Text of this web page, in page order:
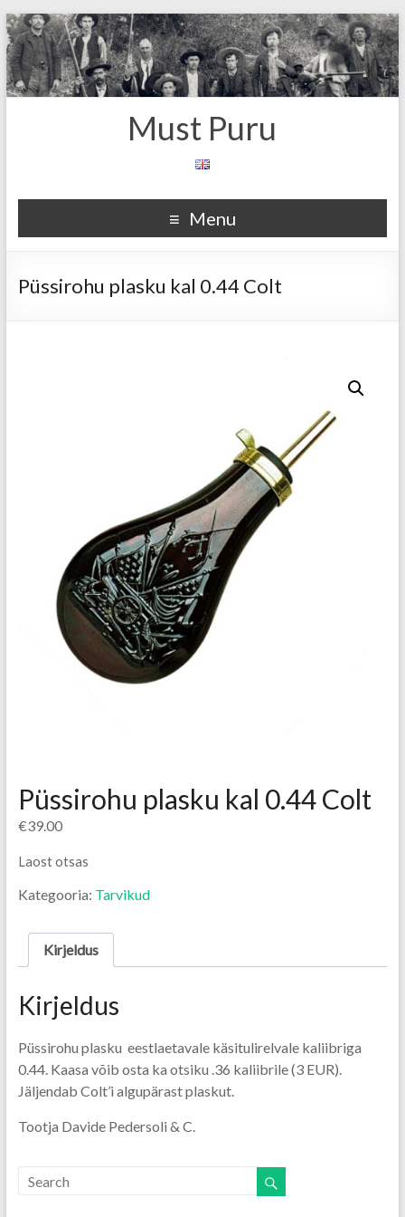
Must Puru
Menu
Püssirohu plasku kal 0.44 Colt
Püssirohu plasku kal 0.44 Colt
€39.00
Laost otsas
Kategooria: Tarvikud
Kirjeldus
Kirjeldus
Püssirohu plasku eestlaetavale käsitulirelvale kaliibriga
0.44. Kaasa võib osta ka otsiku .36 kaliibrile (3 EUR).
Jäljendab Colt’i algupärast plaskut.
Tootja Davide Pedersoli & C.